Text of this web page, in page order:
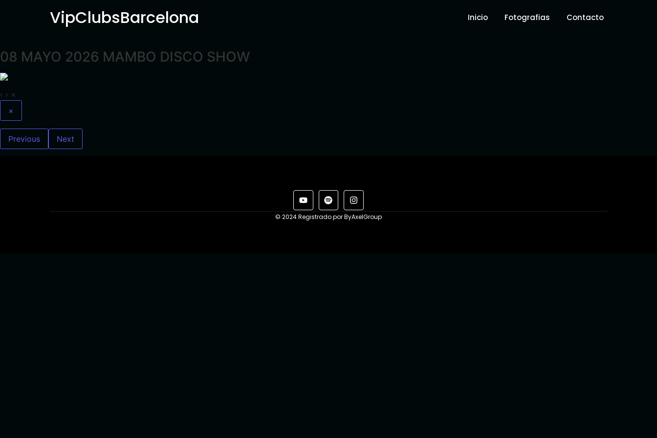
VipClubsBarcelona Inicio Fotografias Contacto
08 MAYO 2026 MAMBO DISCO SHOW
‹ › ×
×
Previous Next
© 2024 Registrado por ByAxelGroup